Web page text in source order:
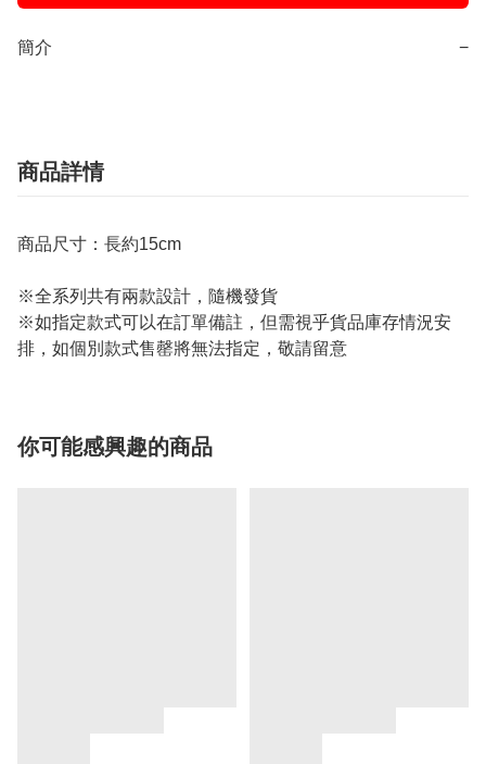
簡介 −
商品詳情
商品尺寸：長約15cm
※全系列共有兩款設計，隨機發貨
※如指定款式可以在訂單備註，但需視乎貨品庫存情況安
排，如個別款式售罄將無法指定，敬請留意
你可能感興趣的商品